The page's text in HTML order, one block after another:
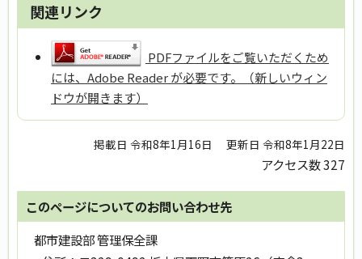
関連リンク
PDFファイルをご覧いただくため
には、Adobe Reader が必要です。（新しいウィン
ドウが開きます）
掲載日 令和8年1月16日 更新日 令和8年1月22日
アクセス数327
このページについてのお問い合わせ先
都市建設部 管理保全課